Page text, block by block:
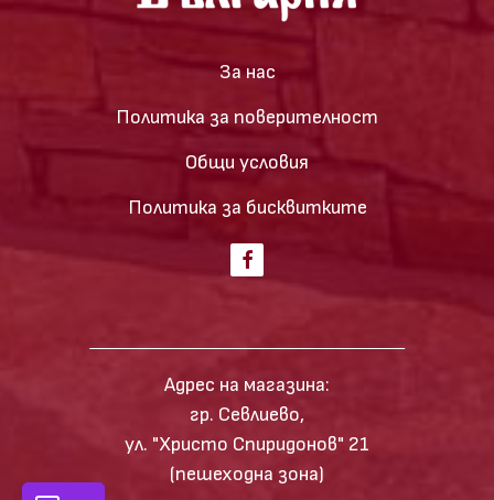
За нас
Политика за поверителност
Общи условия
Политика за бисквитките
Адрес на магазина:
гр. Севлиево,
ул. "Христо Спиридонов" 21
(пешеходна зона)